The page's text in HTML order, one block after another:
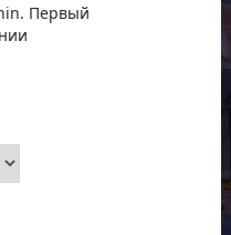
Первый